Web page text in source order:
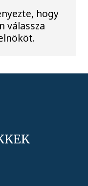
hogy
válassza